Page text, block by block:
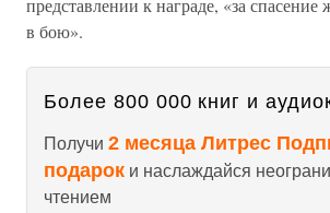
представлении к награде, «за
в бою».
Более 800 000 книг и
Получи 2 месяца Литрес
подарок и наслаждайся
чтением